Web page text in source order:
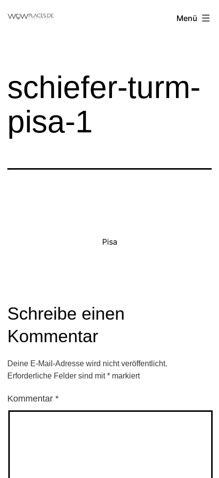
Reiseblog
Menü
schiefer-turm-
pisa-1
Pisa
Schreibe einen
Kommentar
Deine E-Mail-Adresse wird nicht veröffentlicht.
Erforderliche Felder sind mit* markiert
Kommentar *